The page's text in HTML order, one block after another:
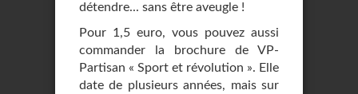
détendre... sans être aveugle !
Pour 1,5 euro, vous pouvez aussi
commander la brochure de VP-
Partisan « Sport et révolution ». Elle
date de plusieurs années, mais sur